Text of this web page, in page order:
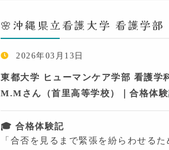
🌸沖縄県立看護大学 看護学部
2026年03月13日
東都大学 ヒューマンケア学部 看護学
M.Mさん（首里高等学校）｜合格体
🎓 合格体験記
「合否を見るまで緊張を紛らわせる